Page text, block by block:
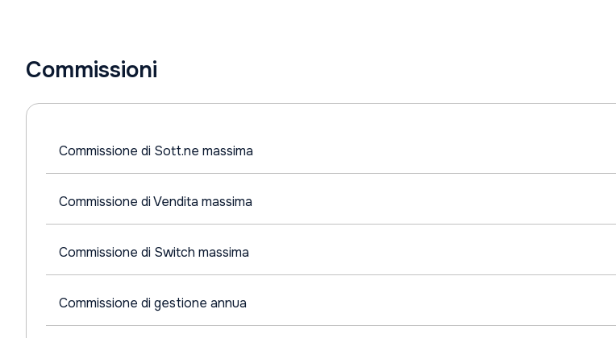
Commissioni
Commissione di Sott.ne massima
Commissione di Vendita massima
Commissione di Switch massima
Commissione di gestione annua